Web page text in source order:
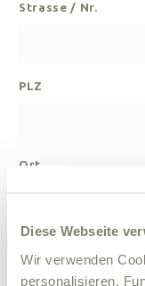
Diese Webseite
Wir verwenden
personalisieren,
Strasse / Nr.
PLZ
Ort